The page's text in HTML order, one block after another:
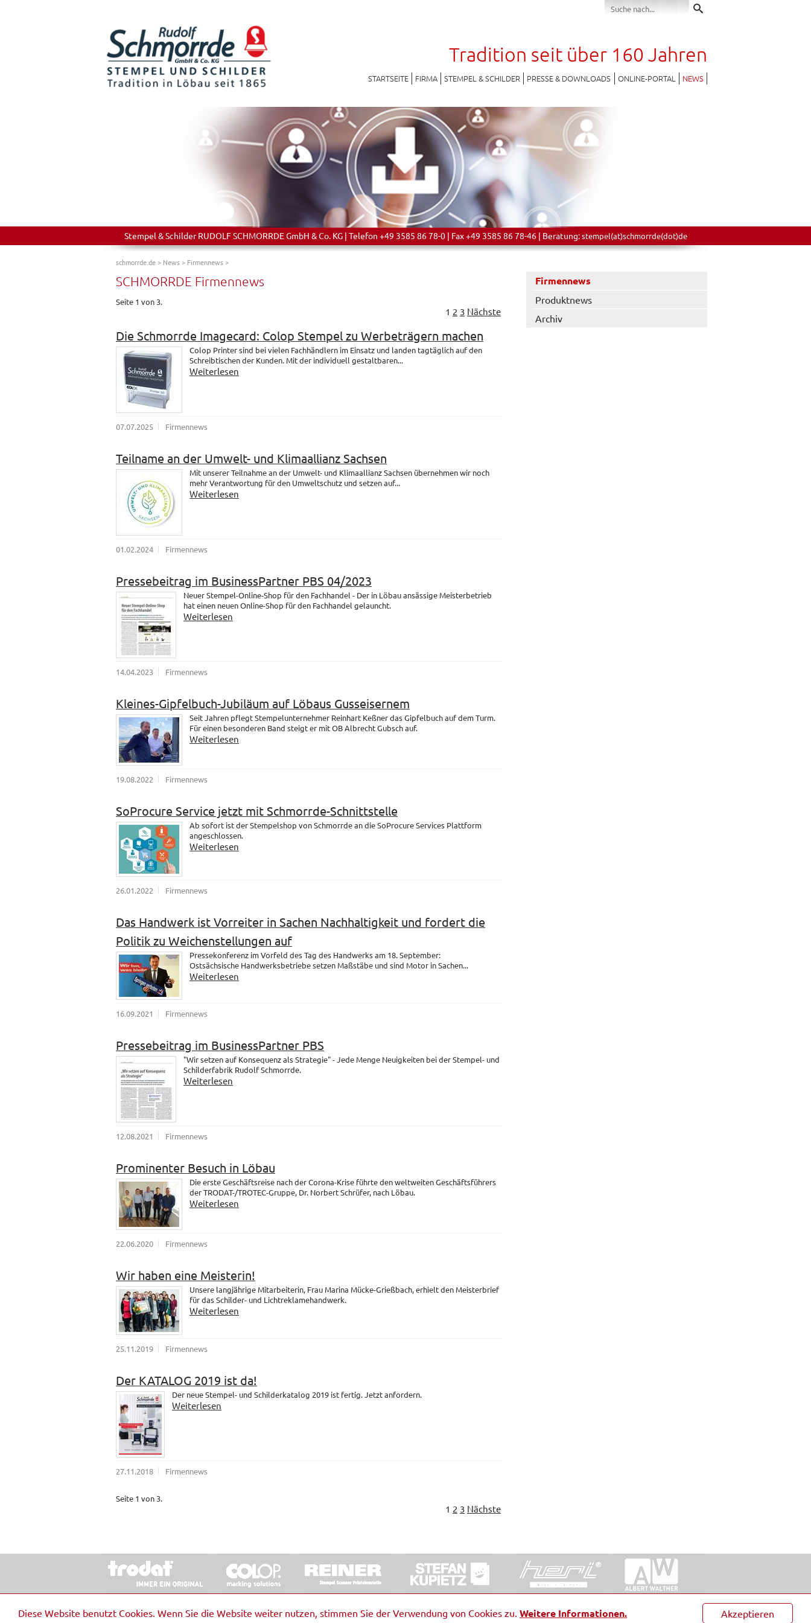
Akzeptieren
Diese Website benutzt Cookies. Wenn Sie die Website weiter nutzen, stimmen Sie der Verwendung von Cookies zu. Weitere Informationen.
Tradition seit über 160 Jahren
STARTSEITE FIRMA STEMPEL & SCHILDER PRESSE & DOWNLOADS ONLINE-PORTAL NEWS
Stempel & Schilder RUDOLF SCHMORRDE GmbH & Co. KG | Telefon +49 3585 86 78-0 | Fax +49 3585 86 78-46 | Beratung:stempel(at)schmorrde(dot)de
schmorrde.de> News> Firmennews>
SCHMORRDE Firmennews
Seite 1 von 3.
1 2 3 Nächste
Die Schmorrde Imagecard: Colop Stempel zu Werbeträgern machen
Colop Printer sind bei vielen Fachhändlern im Einsatz und landen tagtäglich auf den
Schreibtischen der Kunden. Mit der individuell gestaltbaren...
Weiterlesen
07.07.2025 Firmennews
Teilname an der Umwelt- und Klimaallianz Sachsen
Mit unserer Teilnahme an der Umwelt- und Klimaallianz Sachsen übernehmen wir noch
mehr Verantwortung für den Umweltschutz und setzen auf...
Weiterlesen
01.02.2024 Firmennews
Pressebeitrag im BusinessPartner PBS 04/2023
Neuer Stempel-Online-Shop für den Fachhandel - Der in Löbau ansässige Meisterbetrieb
hat einen neuen Online-Shop für den Fachhandel gelauncht.
Weiterlesen
14.04.2023 Firmennews
Kleines-Gipfelbuch-Jubiläum auf Löbaus Gusseisernem
Seit Jahren pflegt Stempelunternehmer Reinhart Keßner das Gipfelbuch auf dem Turm.
Für einen besonderen Band steigt er mit OB Albrecht Gubsch auf.
Weiterlesen
19.08.2022 Firmennews
SoProcure Service jetzt mit Schmorrde-Schnittstelle
Ab sofort ist der Stempelshop von Schmorrde an die SoProcure Services Plattform
angeschlossen.
Weiterlesen
26.01.2022 Firmennews
Das Handwerk ist Vorreiter in Sachen Nachhaltigkeit und fordert die
Politik zu Weichenstellungen auf
Pressekonferenz im Vorfeld des Tag des Handwerks am 18. September:
Ostsächsische Handwerksbetriebe setzen Maßstäbe und sind Motor in Sachen...
Weiterlesen
16.09.2021 Firmennews
Pressebeitrag im BusinessPartner PBS
"Wir setzen auf Konsequenz als Strategie" - Jede Menge Neuigkeiten bei der Stempel- und
Schilderfabrik Rudolf Schmorrde.
Weiterlesen
12.08.2021 Firmennews
Prominenter Besuch in Löbau
Die erste Geschäftsreise nach der Corona-Krise führte den weltweiten Geschäftsführers
der TRODAT-/TROTEC-Gruppe, Dr. Norbert Schrüfer, nach Löbau.
Weiterlesen
22.06.2020 Firmennews
Wir haben eine Meisterin!
Unsere langjährige Mitarbeiterin, Frau Marina Mücke-Grießbach, erhielt den Meisterbrief
für das Schilder- und Lichtreklamehandwerk.
Weiterlesen
25.11.2019 Firmennews
Der KATALOG 2019 ist da!
Der neue Stempel- und Schilderkatalog 2019 ist fertig. Jetzt anfordern.
Weiterlesen
27.11.2018 Firmennews
Seite 1 von 3.
1 2 3 Nächste
Firmennews
Produktnews
Archiv
© 2026 Stempel & Schilder RUDOLF SCHMORRDE GmbH & Co. KG Impressum Barrierefreiheit Kontakt Datenschutz